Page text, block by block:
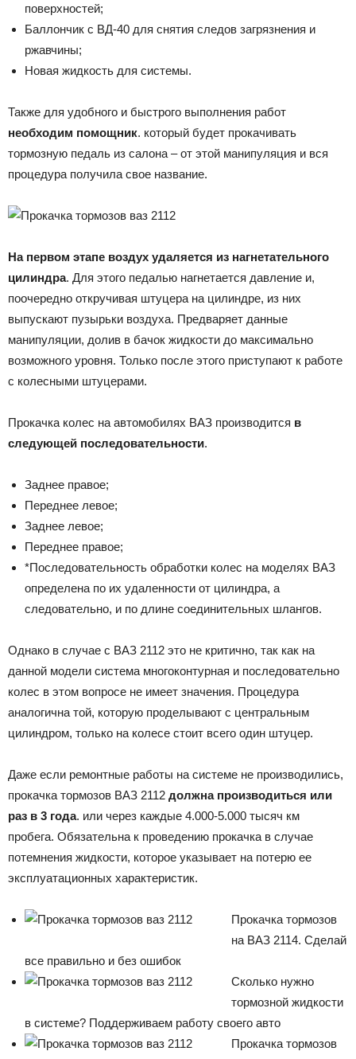
поверхностей;
Баллончик с ВД-40 для снятия следов загрязнения и
ржавчины;
Новая жидкость для системы.
Также для удобного и быстрого выполнения работ
необходим помощник. который будет прокачивать
тормозную педаль из салона – от этой манипуляция и вся
процедура получила свое название.
На первом этапе воздух удаляется из нагнетательного
цилиндра. Для этого педалью нагнетается давление и,
поочередно откручивая штуцера на цилиндре, из них
выпускают пузырьки воздуха. Предваряет данные
манипуляции, долив в бачок жидкости до максимально
возможного уровня. Только после этого приступают к работе
с колесными штуцерами.
Прокачка колес на автомобилях ВАЗ производится в
следующей последовательности.
Заднее правое;
Переднее левое;
Заднее левое;
Переднее правое;
*Последовательность обработки колес на моделях ВАЗ
определена по их удаленности от цилиндра, а
следовательно, и по длине соединительных шлангов.
Однако в случае с ВАЗ 2112 это не критично, так как на
данной модели система многоконтурная и последовательно
колес в этом вопросе не имеет значения. Процедура
аналогична той, которую проделывают с центральным
цилиндром, только на колесе стоит всего один штуцер.
Даже если ремонтные работы на системе не производились,
прокачка тормозов ВАЗ 2112 должна производиться или
раз в 3 года. или через каждые 4.000-5.000 тысяч км
пробега. Обязательна к проведению прокачка в случае
потемнения жидкости, которое указывает на потерю ее
эксплуатационных характеристик.
Прокачка тормозов
на ВАЗ 2114. Сделай
все правильно и без ошибок
Сколько нужно
тормозной жидкости
в системе? Поддерживаем работу своего авто
Прокачка тормозов